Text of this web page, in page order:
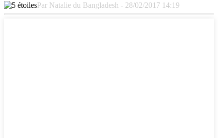
Par Natalie du Bangladesh - 28/02/2017 14:19